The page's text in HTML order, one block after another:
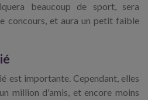
beaucoup de sport, sera
concours, et aura un petit faible
est importante. Cependant, elles
million d'amis, et encore moins